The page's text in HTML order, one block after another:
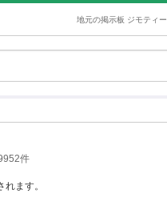
地元の掲示板 ジモティー
件
ます。